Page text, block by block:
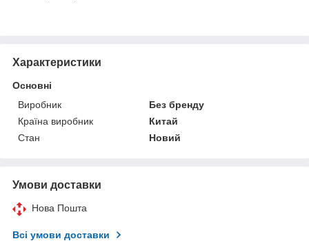
Характеристики
Основні
Виробник
Без бренду
Країна виробник
Китай
Стан
Новий
Умови доставки
Нова Пошта
Всі умови доставки